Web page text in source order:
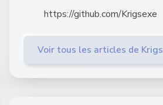
https://github.com/Krigsexe
Voir tous les articles de Krigs